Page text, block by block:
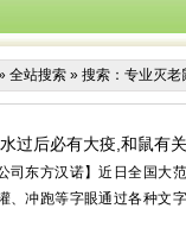
全站搜索 » 搜索：专业灭老
过后必有大疫,和鼠有
司东方汉诺】近日全国大
、冲跑等字眼通过各种文